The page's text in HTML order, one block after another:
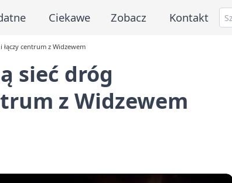
Ciekawe Zobacz Kontakt
centrum z Widzewem
sieć dróg
z Widzewem